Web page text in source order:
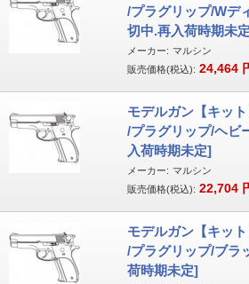
/プラグリップ/Wデ
切中.再入荷時期未
メーカー: マルシン
販売価格(税込): 24,464
モデルガン【キッ
/プラグリップ/ヘビ
入荷時期未定]
メーカー: マルシン
販売価格(税込): 22,704
モデルガン【キッ
/プラグリップ/ブラ
荷時期未定]